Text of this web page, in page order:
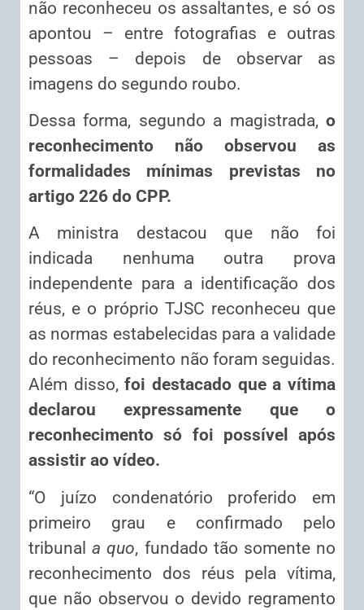
não reconheceu os assaltantes, e só os
apontou – entre fotografias e outras
pessoas – depois de observar as
imagens do segundo roubo.
Dessa forma, segundo a magistrada, o
reconhecimento não observou as
formalidades mínimas previstas no
artigo 226 do CPP.
A ministra destacou que não foi
indicada nenhuma outra prova
independente para a identificação dos
réus, e o próprio TJSC reconheceu que
as normas estabelecidas para a validade
do reconhecimento não foram seguidas.
Além disso,foi destacado que a vítima
declarou expressamente que o
reconhecimento só foi possível após
assistir ao vídeo.
“O juízo condenatório proferido em
primeiro grau e confirmado pelo
tribunala quo, fundado tão somente no
reconhecimento dos réus pela vítima,
que não observou o devido regramento